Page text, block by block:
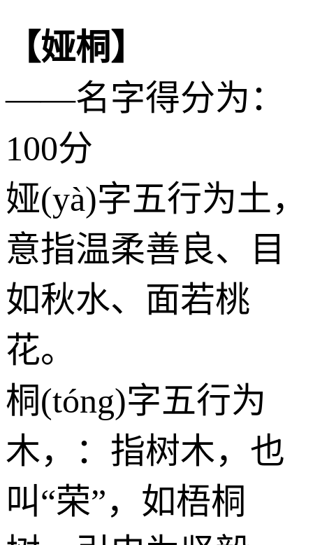
【娅桐】
——名字得分为：
100分
娅(yà)字五行为土，
意指温柔善良、目
如秋水、面若桃
花。
桐(tóng)字五行为
木，：指树木，也
叫“荣”，如梧桐